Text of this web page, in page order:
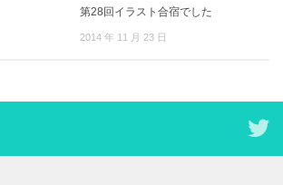
第28回イラスト合宿でした
2014 年 11 月 23 日